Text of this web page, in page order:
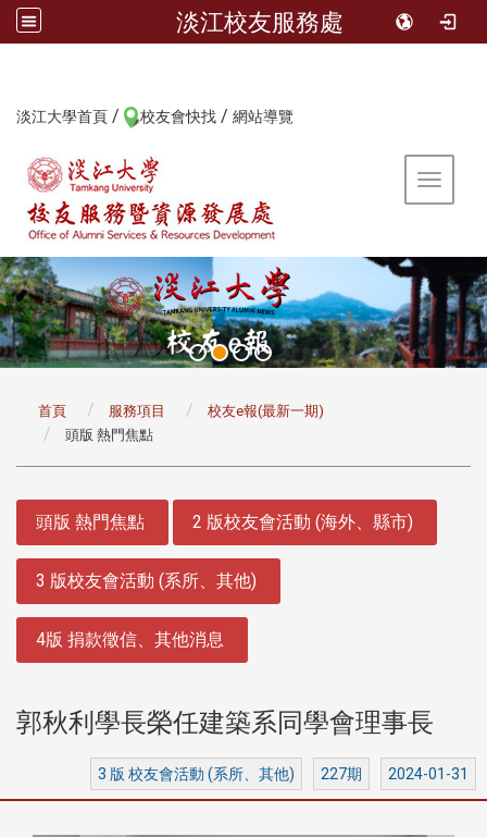
淡江校友服務處
淡江大學首頁 / 校友會快找 / 網站導覽
Toggle
首頁 服務項目
校友e報(最新一期)
頭版 熱門焦點
頭版 熱門焦點 2 版校友會活動 (海外、縣市)
3 版校友會活動 (系所、其他)
4版 捐款徵信、其他消息
郭秋利學長榮任建築系同學會理事長
3 版 校友會活動 (系所、其他) 227期 2024-01-31